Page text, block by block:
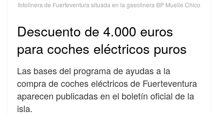
fotolinera de Fuerteventura situada en la gasolinera BP Muelle Chico
Descuento de 4.000 euros
para coches eléctricos puros
Las bases del programa de ayudas a la
compra de coches eléctricos de Fuerteventura
aparecen publicadas en el boletín oficial de la
isla.